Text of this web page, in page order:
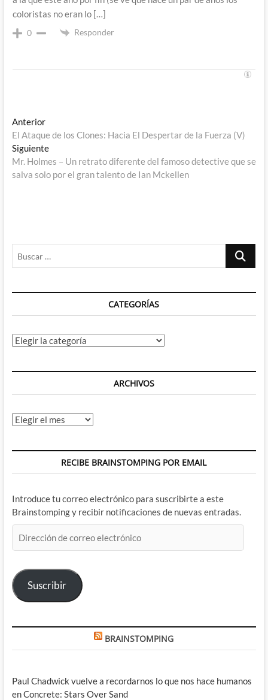
coloristas no eran lo […]
0 Responder
Navegación
de
entradas
AnteriorEntrada
anterior:
El Ataque de los Clones: Hacia El Despertar de la Fuerza (V)
SiguienteEntrada
siguiente:
Mr. Holmes – Un retrato diferente del famoso detective que se
salva solo por el gran talento de Ian Mckellen
Buscar
CATEGORÍAS
Categorías
ARCHIVOS
Archivos
RECIBE BRAINSTOMPING POR EMAIL
Introduce tu correo electrónico para suscribirte a este
Brainstomping y recibir notificaciones de nuevas entradas.
de
electrónico
Suscribir
BRAINSTOMPING
Paul Chadwick vuelve a recordarnos lo que nos hace humanos
en Concrete: Stars Over Sand